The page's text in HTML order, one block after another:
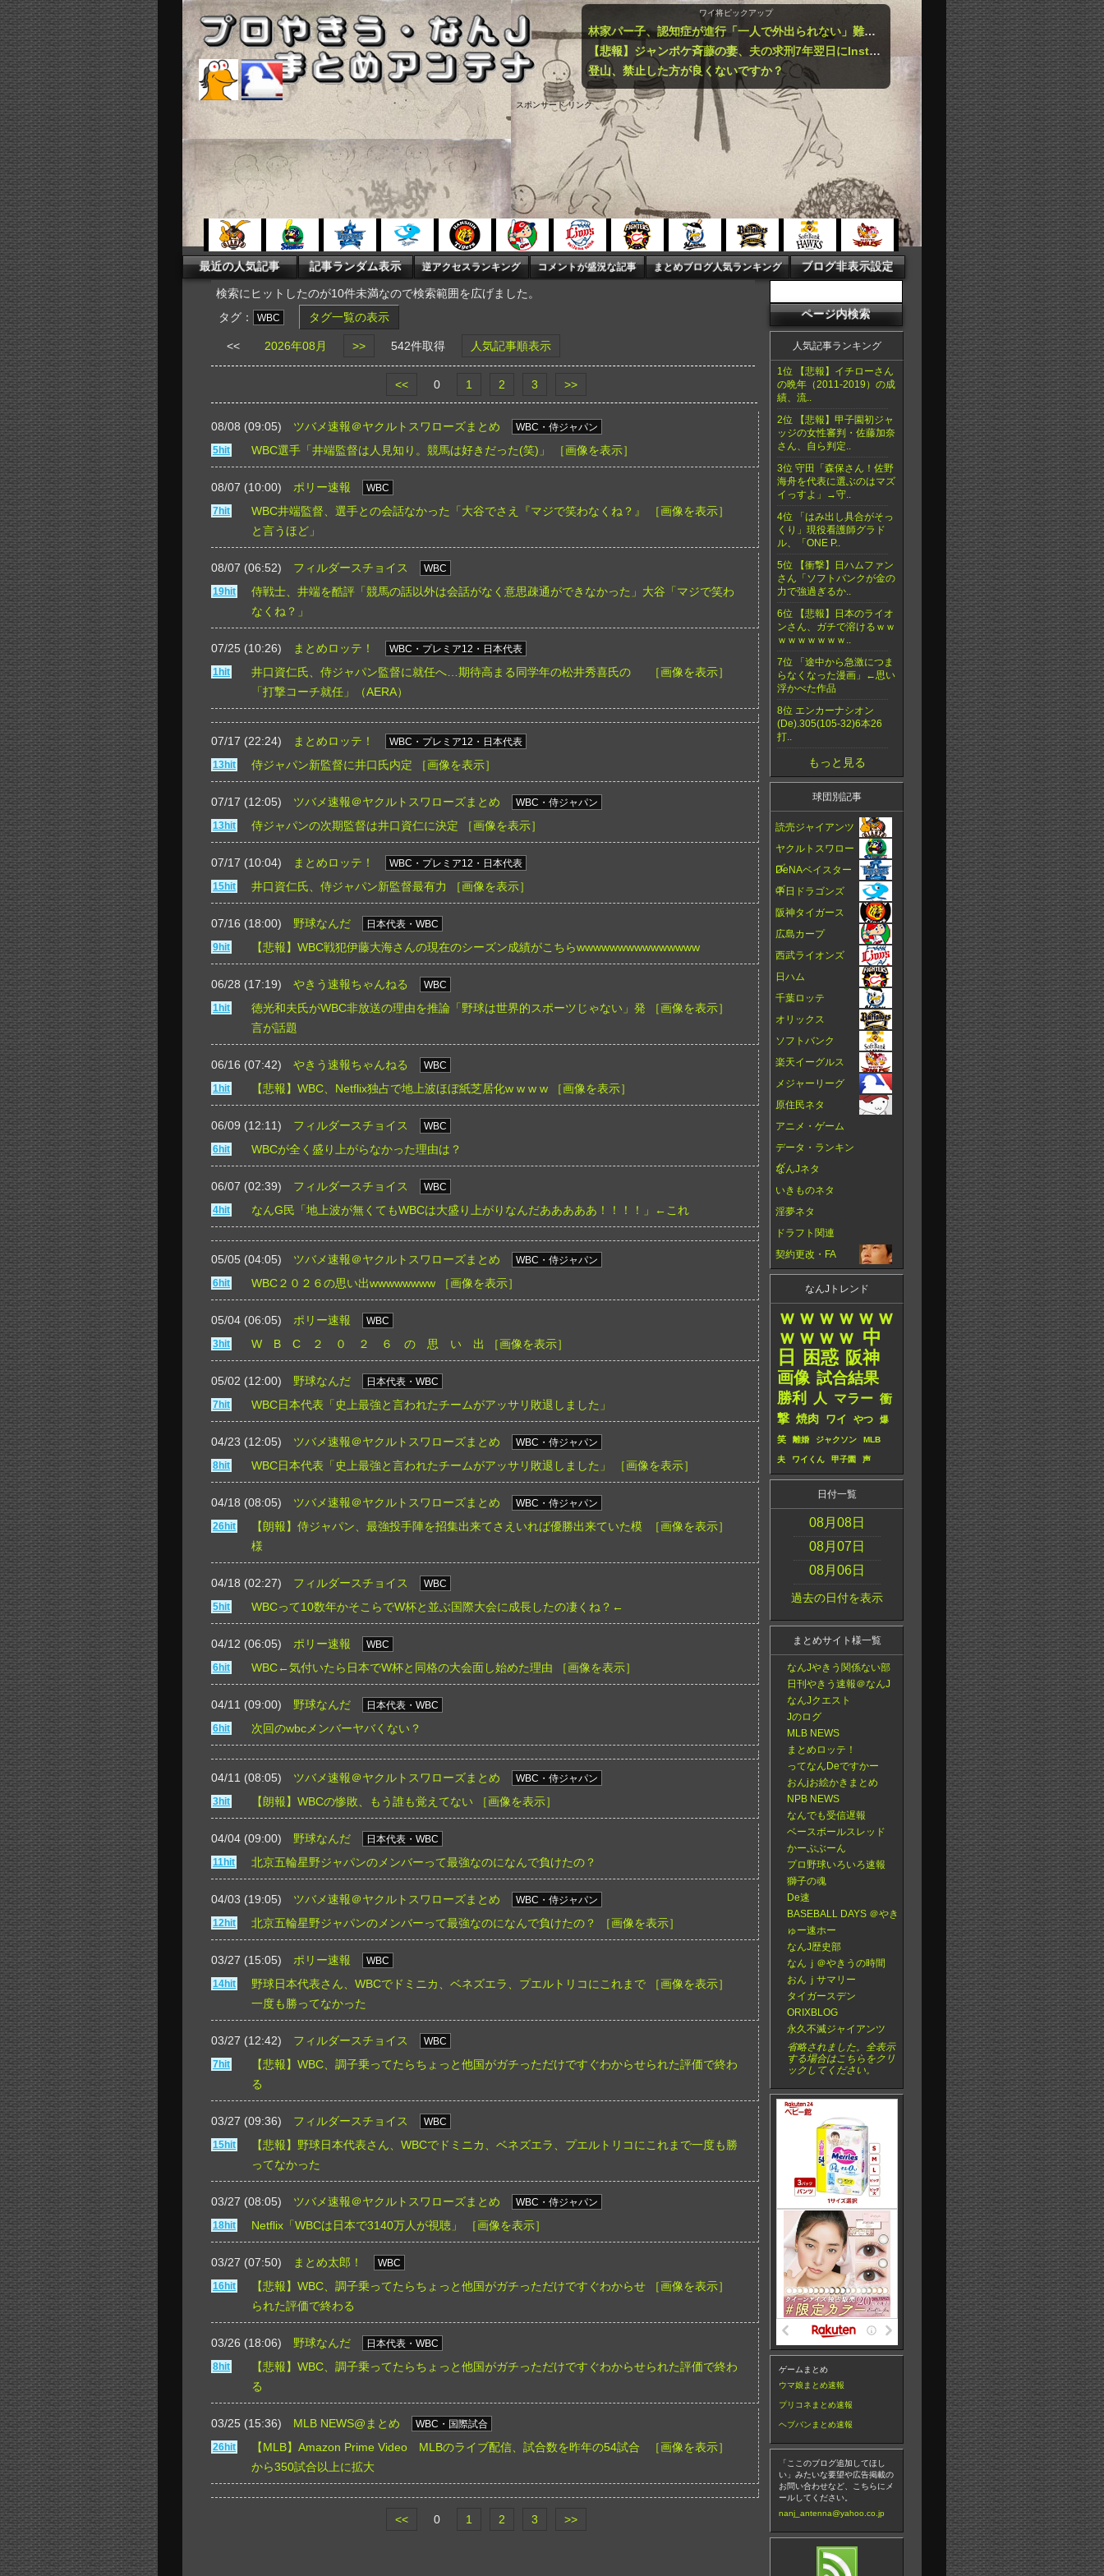
ワイ将ピックアップ
林家パー子、認知症が進行「一人で外出られない」難聴で夫・ペーと「筆談」…自宅全焼から約1年
【悲報】ジャンポケ斉藤の妻、夫の求刑7年翌日にInstagram更新「楽しすぎた」
登山、禁止した方が良くないですか？
スポンサード リンク
検索にヒットしたのが10件未満なので検索範囲を広げました。
タグ：
WBC タグ一覧の表示
<< 2026年08月 >> 542件取得 人気記事順表示
<< 0 1 2 3 >>
08/08 (09:05) ツバメ速報＠ヤクルトスワローズまとめ
WBC・侍ジャパン
5hit
WBC選手「井端監督は人見知り。競馬は好きだった(笑)」 ［画像を表示］
08/07 (10:00) ポリー速報
WBC
7hit
WBC井端監督、選手との会話なかった「大谷でさえ『マジで笑わなくね？』
と言うほど」
［画像を表示］
08/07 (06:52) フィルダースチョイス
WBC
19hit
侍戦士、井端を酷評「競馬の話以外は会話がなく意思疎通ができなかった」大谷「マジで笑わ
なくね？」
07/25 (10:26) まとめロッテ！
WBC・プレミア12・日本代表
1hit
井口資仁氏、侍ジャパン監督に就任へ…期待高まる同学年の松井秀喜氏の
「打撃コーチ就任」（AERA）
［画像を表示］
07/17 (22:24) まとめロッテ！
WBC・プレミア12・日本代表
13hit
侍ジャパン新監督に井口氏内定 ［画像を表示］
07/17 (12:05) ツバメ速報＠ヤクルトスワローズまとめ
WBC・侍ジャパン
13hit
侍ジャパンの次期監督は井口資仁に決定 ［画像を表示］
07/17 (10:04) まとめロッテ！
WBC・プレミア12・日本代表
15hit
井口資仁氏、侍ジャパン新監督最有力 ［画像を表示］
07/16 (18:00) 野球なんだ
日本代表・WBC
9hit
【悲報】WBC戦犯伊藤大海さんの現在のシーズン成績がこちらwwwwwwwwwwwwwww
06/28 (17:19) やきう速報ちゃんねる
WBC
1hit
徳光和夫氏がWBC非放送の理由を推論「野球は世界的スポーツじゃない」発
言が話題
［画像を表示］
06/16 (07:42) やきう速報ちゃんねる
WBC
1hit
【悲報】WBC、Netflix独占で地上波ほぼ紙芝居化w w w w ［画像を表示］
06/09 (12:11) フィルダースチョイス
WBC
6hit
WBCが全く盛り上がらなかった理由は？
06/07 (02:39) フィルダースチョイス
WBC
4hit
なんG民「地上波が無くてもWBCは大盛り上がりなんだあああああ！！！！」←これ
05/05 (04:05) ツバメ速報＠ヤクルトスワローズまとめ
WBC・侍ジャパン
6hit
WBC２０２６の思い出wwwwwwww ［画像を表示］
05/04 (06:05) ポリー速報
WBC
3hit
W B C ２ ０ ２ ６ の 思 い 出 ［画像を表示］
05/02 (12:00) 野球なんだ
日本代表・WBC
7hit
WBC日本代表「史上最強と言われたチームがアッサリ敗退しました」
04/23 (12:05) ツバメ速報＠ヤクルトスワローズまとめ
WBC・侍ジャパン
8hit
WBC日本代表「史上最強と言われたチームがアッサリ敗退しました」 ［画像を表示］
04/18 (08:05) ツバメ速報＠ヤクルトスワローズまとめ
WBC・侍ジャパン
26hit
【朗報】侍ジャパン、最強投手陣を招集出来てさえいれば優勝出来ていた模
様
［画像を表示］
04/18 (02:27) フィルダースチョイス
WBC
5hit
WBCって10数年かそこらでW杯と並ぶ国際大会に成長したの凄くね？←
04/12 (06:05) ポリー速報
WBC
6hit
WBC←気付いたら日本でW杯と同格の大会面し始めた理由 ［画像を表示］
04/11 (09:00) 野球なんだ
日本代表・WBC
6hit
次回のwbcメンバーヤバくない？
04/11 (08:05) ツバメ速報＠ヤクルトスワローズまとめ
WBC・侍ジャパン
3hit
【朗報】WBCの惨敗、もう誰も覚えてない ［画像を表示］
04/04 (09:00) 野球なんだ
日本代表・WBC
11hit
北京五輪星野ジャパンのメンバーって最強なのになんで負けたの？
04/03 (19:05) ツバメ速報＠ヤクルトスワローズまとめ
WBC・侍ジャパン
12hit
北京五輪星野ジャパンのメンバーって最強なのになんで負けたの？ ［画像を表示］
03/27 (15:05) ポリー速報
WBC
14hit
野球日本代表さん、WBCでドミニカ、ベネズエラ、プエルトリコにこれまで
一度も勝ってなかった
［画像を表示］
03/27 (12:42) フィルダースチョイス
WBC
7hit
【悲報】WBC、調子乗ってたらちょっと他国がガチっただけですぐわからせられた評価で終わ
る
03/27 (09:36) フィルダースチョイス
WBC
15hit
【悲報】野球日本代表さん、WBCでドミニカ、ベネズエラ、プエルトリコにこれまで一度も勝
ってなかった
03/27 (08:05) ツバメ速報＠ヤクルトスワローズまとめ
WBC・侍ジャパン
18hit
Netflix「WBCは日本で3140万人が視聴」 ［画像を表示］
03/27 (07:50) まとめ太郎！
WBC
16hit
【悲報】WBC、調子乗ってたらちょっと他国がガチっただけですぐわからせ
られた評価で終わる
［画像を表示］
03/26 (18:06) 野球なんだ
日本代表・WBC
8hit
【悲報】WBC、調子乗ってたらちょっと他国がガチっただけですぐわからせられた評価で終わ
る
03/25 (15:36) MLB NEWS@まとめ
WBC・国際試合
26hit
【MLB】Amazon Prime Video MLBのライブ配信、試合数を昨年の54試合
から350試合以上に拡大
［画像を表示］
<< 0 1 2 3 >>
人気記事ランキング
1位 【悲報】イチローさん
の晩年（2011-2019）の成
績、流..
2位 【悲報】甲子園初ジャ
ッジの女性審判・佐藤加奈
さん、自ら判定..
3位 守田「森保さん！佐野
海舟を代表に選ぶのはマズ
イっすよ」→守..
4位 「はみ出し具合がそっ
くり」現役看護師グラド
ル、「ONE P..
5位 【衝撃】日ハムファン
さん「ソフトバンクが金の
力で強過ぎるか..
6位 【悲報】日本のライオ
ンさん、ガチで溶けるｗｗ
ｗｗｗｗｗｗｗ..
7位 「途中から急激につま
らなくなった漫画」←思い
浮かべた作品
8位 エンカーナシオン
(De).305(105-32)6本26
打..
もっと見る
球団別記事
読売ジャイアンツ
ヤクルトスワロー
ズ
DeNAベイスター
ズ
中日ドラゴンズ
阪神タイガース
広島カープ
西武ライオンズ
日ハム
千葉ロッテ
オリックス
ソフトバンク
楽天イーグルス
メジャーリーグ
原住民ネタ
アニメ・ゲーム
データ・ランキン
グ
なんJネタ
いきものネタ
淫夢ネタ
ドラフト関連
契約更改・FA
なんJトレンド
ｗｗｗｗｗｗ
ｗｗｗｗ 中
日
困惑 阪神
画像 試合結果
勝利 人 マラー 衝
撃 焼肉 ワイ やつ
爆
笑
離婚 ジャクソン MLB
夫 ワイくん 甲子園 声
日付一覧
08月08日
08月07日
08月06日
過去の日付を表示
まとめサイト様一覧
なんJやきう関係ない部
日刊やきう速報＠なんJ
なんJクエスト
Jのログ
MLB NEWS
まとめロッテ！
ってなんDeですかー
おんjお絵かきまとめ
NPB NEWS
なんでも受信遅報
ベースボールスレッド
かーぷぶーん
プロ野球いろいろ速報
獅子の魂
De速
BASEBALL DAYS ＠やき
ゅー速ホー
なんJ歴史部
なんｊ＠やきうの時間
おんｊサマリー
タイガースデン
ORIXBLOG
永久不滅ジャイアンツ
省略されました。全表示
する場合はこちらをクリ
ックしてください。
ゲームまとめ
ウマ娘まとめ速報
プリコネまとめ速報
ヘブバンまとめ速報
「ここのブログ追加してほし
い」みたいな要望や広告掲載の
お問い合わせなど、こちらにメ
ールしてください。
nanj_antenna@yahoo.co.jp